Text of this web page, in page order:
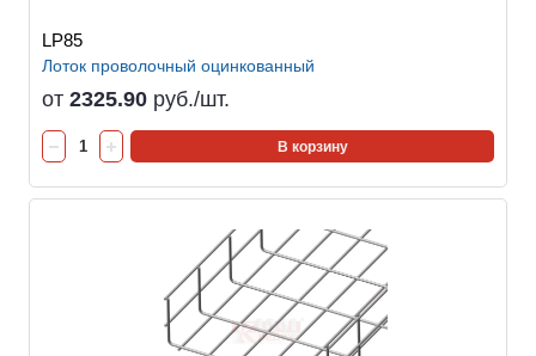
LP85
Лоток проволочный оцинкованный
от 2325.90 руб./шт.
В корзину